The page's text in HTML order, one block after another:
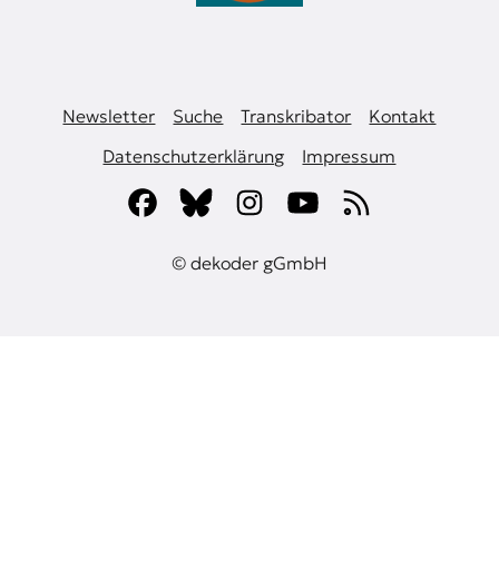
Newsletter Suche Transkribator
Kontakt
Datenschutzerklärung
Impressum
© dekoder gGmbH